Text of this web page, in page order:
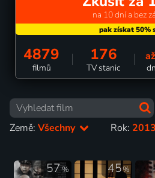
na 10 dní a bez
4879
filmů
176
TV stanic
až
Země: Všechny Rok: 2013
57% 45%